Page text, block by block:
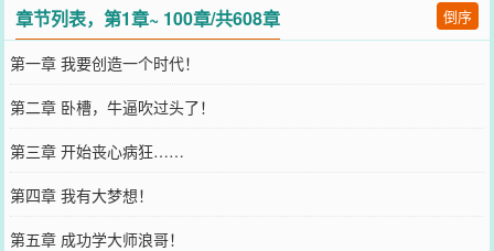
章节列表，第1章~ 100章/共608章 倒序
第一章 我要创造一个时代！
第二章 卧槽，牛逼吹过头了！
第三章 开始丧心病狂……
第四章 我有大梦想！
第五章 成功学大师浪哥！